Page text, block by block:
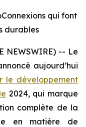
qui font
durables
NEWSWIRE) -- Le
aujourd’hui
le développement
2024, qui marque
complète de la
en matière de